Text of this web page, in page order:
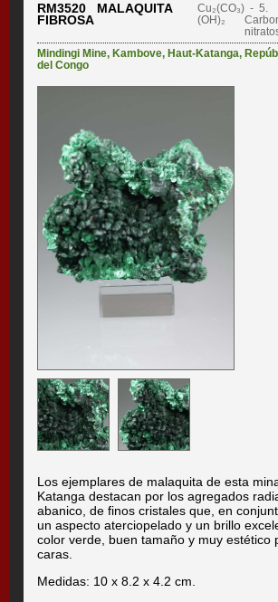
RM3520 MALAQUITA
FIBROSA
Cu₂(CO₃)
(OH)₂
- 5.
Mindingi Mine, Kambove, Haut-Katanga,
del Congo
Los ejemplares de malaquita de esta
Katanga destacan por los agregados
abanico, de finos cristales que, en
un aspecto aterciopelado y un brillo
color verde, buen tamaño y muy estético
caras.
Medidas: 10 x 8.2 x 4.2 cm.